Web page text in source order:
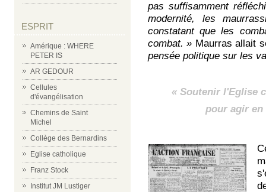
ESPRIT
Amérique : WHERE
PETER IS
AR GEDOUR
Cellules
d'évangélisation
Chemins de Saint
Michel
Collège des Bernardins
Eglise catholique
Franz Stock
Institut JM Lustiger
pas suffisamment
modernité, les
constatant que les
combat. » Maurras allait
pensée politique sur les
« Soutenir l'Eglise
pour agir